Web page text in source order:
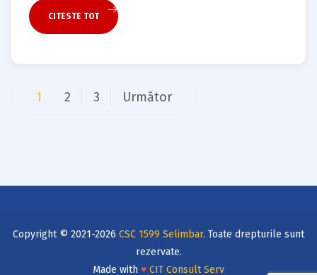
CITESTE TOT
Paginație
1 2 3 Următor
Copyright © 2021-2026 CSC 1599 Selimbar. Toate drepturile sunt
rezervate.
Made with ♥ CIT Consult Serv